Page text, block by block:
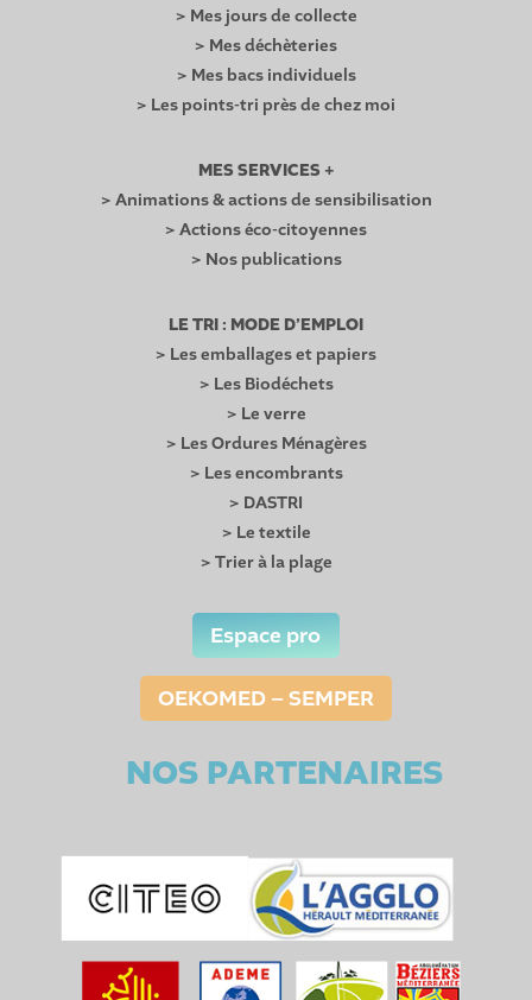
> Mes jours de collecte
> Mes déchèteries
> Mes bacs individuels
> Les points-tri près de chez moi
MES SERVICES +
> Animations & actions de sensibilisation
> Actions éco-citoyennes
> Nos publications
LE TRI : MODE D’EMPLOI
> Les emballages et papiers
> Les Biodéchets
> Le verre
> Les Ordures Ménagères
> Les encombrants
> DASTRI
> Le textile
> Trier à la plage
Espace pro
OEKOMED – SEMPER
NOS PARTENAIRES